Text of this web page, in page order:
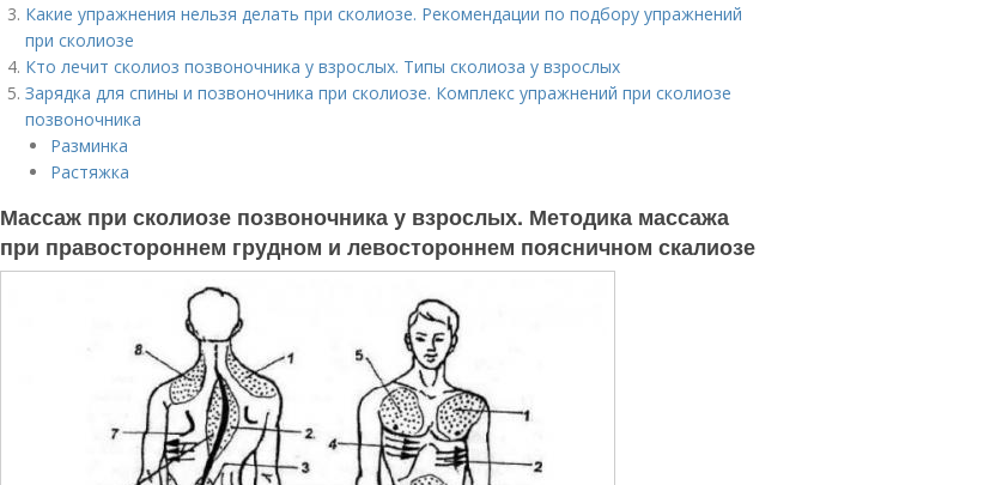
Какие упражнения нельзя делать при сколиозе. Рекомендации по подбору упражнений
при сколиозе
Кто лечит сколиоз позвоночника у взрослых. Типы сколиоза у взрослых
Зарядка для спины и позвоночника при сколиозе. Комплекс упражнений при сколиозе
позвоночника
Разминка
Растяжка
Массаж при сколиозе позвоночника у взрослых. Методика массажа
при правостороннем грудном и левостороннем поясничном скалиозе